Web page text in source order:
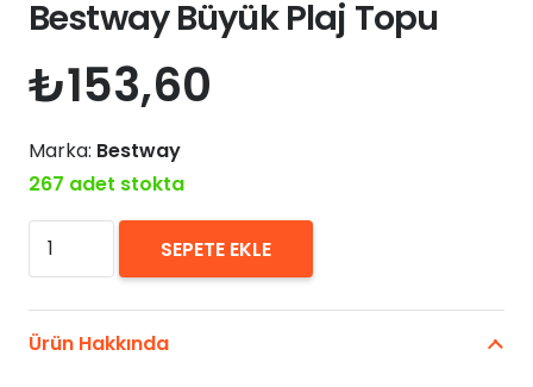
Bestway Büyük Plaj Topu
₺153,60
Marka: Bestway
267 adet stokta
Bestway
Büyük
Topu
SEPETE EKLE
Ürün Hakkında